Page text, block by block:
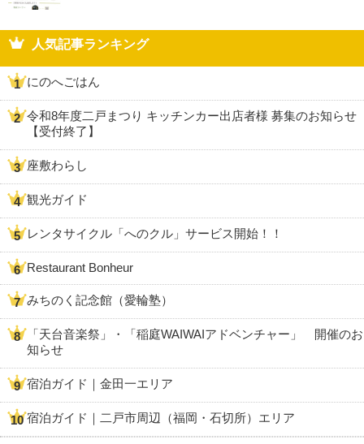
人気記事ランキング
にのへごはん
令和8年度二戸まつり キッチンカー出店者様 募集のお知らせ
【受付終了】
座敷わらし
観光ガイド
レンタサイクル「へのクル」サービス開始！！
Restaurant Bonheur
みちのく記念館（愛輪塾）
「天台音楽祭」・「稲庭WAIWAIアドベンチャー」 開催のお
知らせ
宿泊ガイド｜金田一エリア
宿泊ガイド｜二戸市周辺（福岡・石切所）エリア